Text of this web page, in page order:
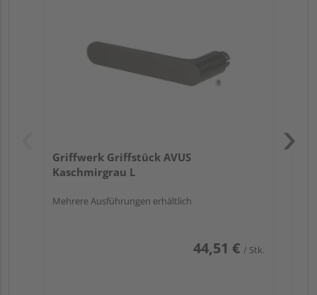
Griffwerk Griffstück AVUS
Kaschmirgrau L
Mehrere Ausführungen erhältlich
44,51 € / Stk.